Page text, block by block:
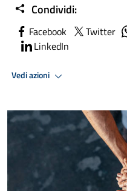
Condividi:
Facebook Twitter
LinkedIn
Vedi azioni